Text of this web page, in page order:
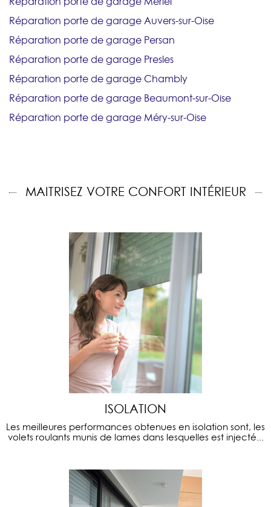
Réparation porte de garage Auvers-sur-Oise
Réparation porte de garage Persan
Réparation porte de garage Presles
Réparation porte de garage Chambly
Réparation porte de garage Beaumont-sur-Oise
Réparation porte de garage Méry-sur-Oise
MAITRISEZ VOTRE CONFORT INTÉRIEUR
ISOLATION
Les meilleures performances obtenues en isolation sont, les
volets roulants munis de lames dans lesquelles est injecté...